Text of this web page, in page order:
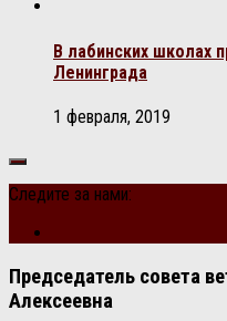
В лабинских школах
Ленинграда
1 февраля, 2019
Следите за нами:
Председатель совета
Алексеевна